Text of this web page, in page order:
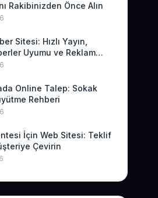
Rakibinizden Önce Alın
Sitesi: Hızlı Yayın,
Uyumu ve Reklam
Online Talep: Sokak
Rehberi
İçin Web Sitesi: Teklif
Çevirin